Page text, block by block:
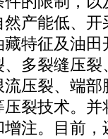
产能低、
特征及油
多裂缝压
压裂、端
裂技术。
注。目前